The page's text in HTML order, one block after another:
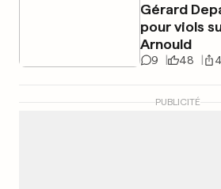
Gérard
pour viols
Arnould
9 48 4
PUBLICITÉ